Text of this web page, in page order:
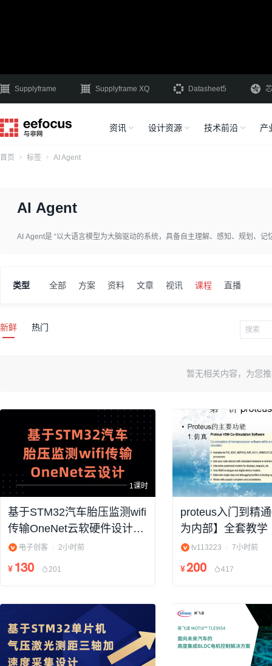
Supplyframe Supplyframe XQ Datasheet5
资讯 设计资源 技术前沿 产
首页 标签 AI Agent
AI Agent
AI Agent是 “以大语言模型为大脑驱动的系统，具备自主理解、感知、规划、
类型 全部 方案 资料 文章 视讯 课程 直播
新鲜 热门
暂无相关内容，为您
1课时
基于STM32汽车胎压监测wifi
传输OneNet云软硬件设计原
理讲解（附件含资料）
电子创客 2小时前
¥ 130 201
proteus入门到精
为内部】全套教学
tv113223 7小时前
¥200 417